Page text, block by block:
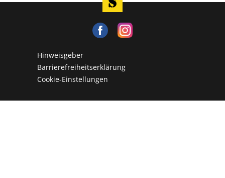
Hinweisgeber
Barrierefreiheitserklärung
Cookie-Einstellungen